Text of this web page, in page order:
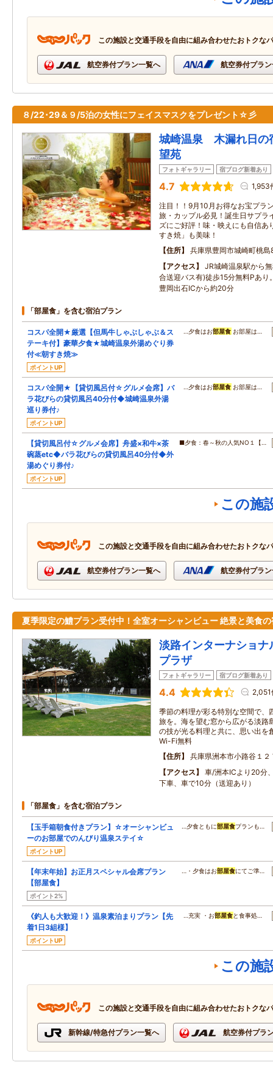
この施設と交通手段を自由に組み合わせたおトクな
航空券付プラン一覧へ 航空券付プラ
８/22･29＆９/5泊の女性にフェイスマスクをプレゼント☆彡
城崎温泉 木漏れ日
望苑
フォトギャラリー 宿ブログ新着あり
4.7 1,953
注目！！9月10月お得なお宝プラ
旅・カップル必見！誕生日サプラ
ズにご好評！味・映えにも自信
すき焼」も美味！
住所
兵庫県豊岡市城崎町桃
アクセス
JR城崎温泉駅から
合送迎バス有)徒歩15分無料Pあり
豊岡出石ICから約20分
「部屋食」を含む宿泊プラン
コスパ全開★厳選【但馬牛しゃぶしゃぶ＆ス
テーキ付】豪華夕食★城崎温泉外湯めぐり券
付≪朝すき焼≫
ポイントUP
…夕食はお部屋食 お部屋は…
コスパ全開★【貸切風呂付☆グルメ会席】バ
ラ花びらの貸切風呂40分付◆城崎温泉外湯
巡り券付♪
ポイントUP
…夕食はお部屋食 お部屋は…
【貸切風呂付☆グルメ会席】舟盛×和牛×茶
碗蒸etc◆バラ花びらの貸切風呂40分付◆外
湯めぐり券付♪
ポイントUP
■夕食：春～秋の人気NO１【…
この施
この施設と交通手段を自由に組み合わせたおトクな
航空券付プラン一覧へ 航空券付プラ
夏季限定の鱧プラン受付中！全室オーシャンビュー 絶景と美食の
淡路インターナショナ
プラザ
フォトギャラリー 宿ブログ新着あり
4.4 2,051
季節の料理が彩る特別な空間で、
旅を。海を望む窓から広がる淡路
の技が光る料理と共に、思い出を
Wi-Fi無料
住所
兵庫県洲本市小路谷１２
アクセス
車/洲本ICより20分
下車、車で10分（送迎あり）
「部屋食」を含む宿泊プラン
【玉手箱朝食付きプラン】☆オーシャンビュ
ーのお部屋でのんびり温泉ステイ☆
ポイントUP
…夕食ともに部屋食プランも…
【年末年始】お正月スペシャル会席プラン
【部屋食】
ポイント2%
…・夕食はお部屋食にてご準…
《釣人も大歓迎！》温泉素泊まりプラン【先
着1日3組様】
ポイントUP
…充実 ・お部屋食と食事処…
この施
この施設と交通手段を自由に組み合わせたおトクな
新幹線/特急付プラン一覧へ 航空券付プラ